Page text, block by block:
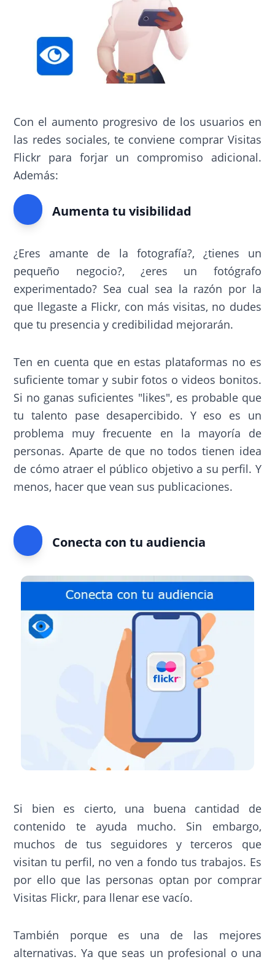
Con el aumento progresivo de los usuarios en
las redes sociales, te conviene comprar Visitas
Flickr para forjar un compromiso adicional.
Además:
Aumenta tu visibilidad
¿Eres amante de la fotografía?, ¿tienes un
pequeño negocio?, ¿eres un fotógrafo
experimentado? Sea cual sea la razón por la
que llegaste a Flickr, con más visitas, no dudes
que tu presencia y credibilidad mejorarán.
Ten en cuenta que en estas plataformas no es
suficiente tomar y subir fotos o videos bonitos.
Si no ganas suficientes "likes", es probable que
tu talento pase desapercibido. Y eso es un
problema muy frecuente en la mayoría de
personas. Aparte de que no todos tienen idea
de cómo atraer el público objetivo a su perfil. Y
menos, hacer que vean sus publicaciones.
Conecta con tu audiencia
Si bien es cierto, una buena cantidad de
contenido te ayuda mucho. Sin embargo,
muchos de tus seguidores y terceros que
visitan tu perfil, no ven a fondo tus trabajos. Es
por ello que las personas optan por comprar
Visitas Flickr, para llenar ese vacío.
También porque es una de las mejores
alternativas. Ya que seas un profesional o una